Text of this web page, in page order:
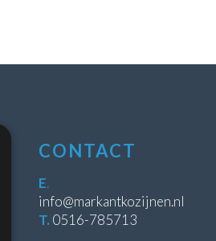
CONTACT
E.
info@markantkozijnen.nl
T. 0516-785713